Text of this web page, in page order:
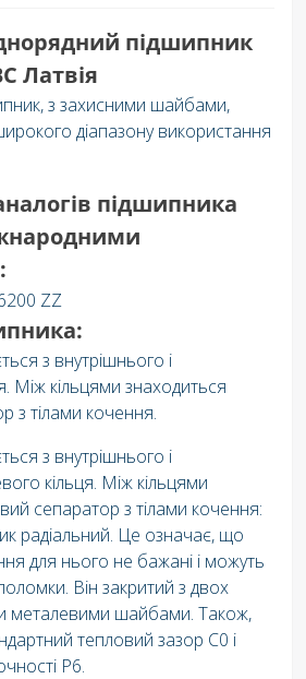
підшипник
Латвія
з захисними шайбами,
діапазону використання
підшипника
ZZ
з внутрішнього і
Між кільцями знаходиться
з тілами кочення.
з внутрішнього і
кільця. Між кільцями
сепаратор з тілами кочення:
радіальний. Це означає, що
для нього не бажані і можуть
Він закритий з двох
металевими шайбами. Також,
тепловий зазор C0 і
P6.